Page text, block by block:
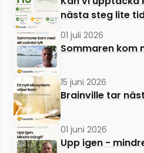
nästa steg lite
01 juli 2026
Sommaren
15 juni 2026
Brainville tar
01 juni 2026
Upp igen -